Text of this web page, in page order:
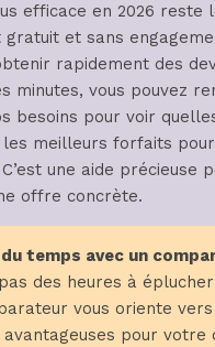
efficace en 2026 reste
gratuit et sans
rapidement des
minutes, vous pouvez
besoins pour voir
meilleurs forfaits
une aide précieuse
offre concrète.
du temps avec un
des heures à
vous oriente
pour votre